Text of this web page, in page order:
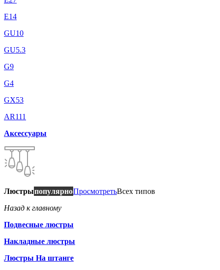
E14
GU10
GU5.3
G9
G4
GX53
AR111
Аксессуары
ЛюстрыпопулярноПросмотретьВсех типов
Назад к главному
Подвесные люстры
Накладные люстры
Люстры На штанге